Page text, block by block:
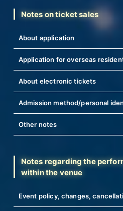
Notes on ticket sales
About application
Application for overseas
About electronic tickets
Admission method/personal
Other notes
Notes regarding the
within the venue
Event policy, changes,